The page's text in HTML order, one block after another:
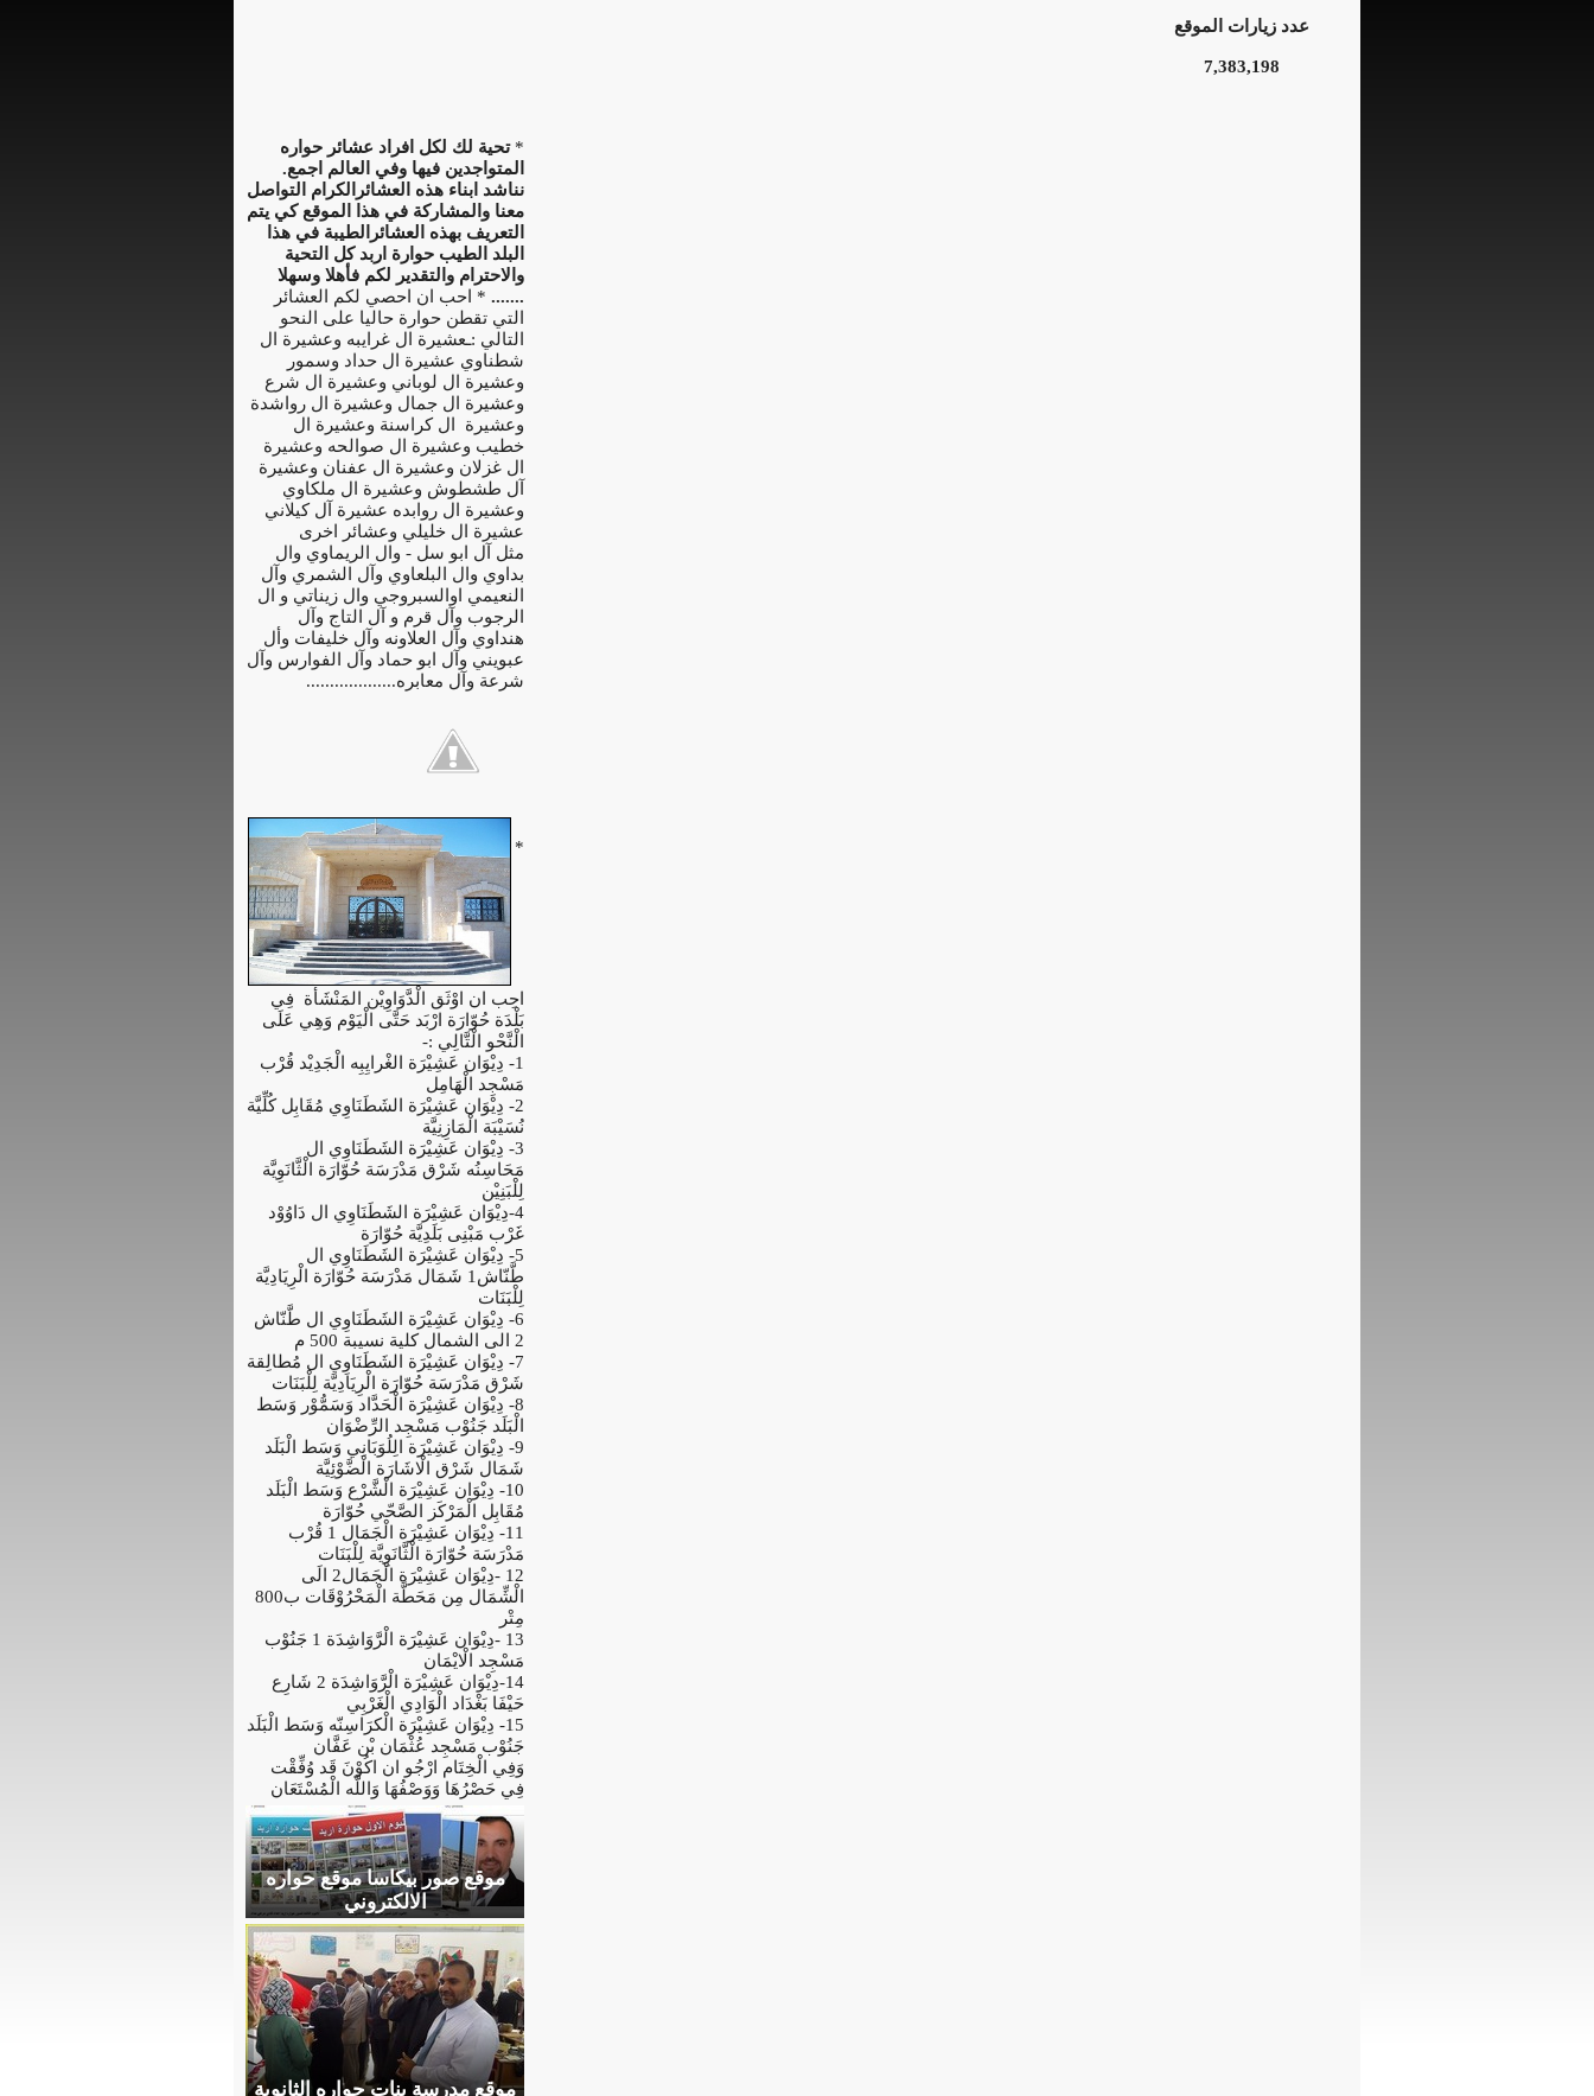
عدد زيارات الموقع
7,383,198
*تحية لك لكل افراد عشائر حواره
المتواجدين فيها وفي العالم اجمع.
نناشد ابناء هذه العشائرالكرام التواصل
معنا والمشاركة في هذا الموقع كي يتم
التعريف بهذه العشائرالطيبة في هذا
البلد الطيب حوارة اربد كل التحية
والاحترام والتقدير لكم فأهلا وسهلا
....... * احب ان احصي لكم العشائر
التي تقطن حوارة حاليا على النحو
التالي :ـعشيرة ال غرايبه وعشيرة ال
شطناوي عشيرة ال حداد وسمور
وعشيرة ال لوباني وعشيرة ال شرع
وعشيرة ال جمال وعشيرة ال رواشدة
وعشيرة ال كراسنة وعشيرة ال
خطيب وعشيرة ال صوالحه وعشيرة
ال غزلان وعشيرة ال عفنان وعشيرة
آل طشطوش وعشيرة ال ملكاوي
وعشيرة ال روابده عشيرة آل كيلاني
عشيرة ال خليلي وعشائر اخرى
مثل آل ابو سل - وال الريماوي وال
بداوي وال البلعاوي وآل الشمري وآل
النعيمي اوالسبروجي وال زيناتي و ال
الرجوب وآل قرم و آل التاج وآل
هنداوي وآل العلاونه وآل خليفات وأل
عبويني وآل ابو حماد وآل الفوارس وآل
شرعة وآل معابره...................
*
احِب ان اوْثَق الْدَّوَاوِيْن المَنْشَأة فِي
بَلْدَة حُوّارَة ارْبَد حَتَّى الْيَوْم وَهِي عَلَى
الْنَّحْو الْتَّالِي :-
1- دِيْوَان عَشِيْرَة الغْرايِبِه الْجَدِيْد قُرْب
مَسْجِد الْهَامِل
2- دِيْوَان عَشِيْرَة الشَطَنَاوِي مُقَابِل كُلِّيَّة
نُسَيْبَة الْمَازِنِيَّة
3- دِيْوَان عَشِيْرَة الشَطَنَاوِي ال
مَحَاسِنُه شَرْق مَدْرَسَة حُوّارَة الْثَّانَوِيَّة
لِلْبَنِيْن
4-دِيْوَان عَشِيْرَة الشَطَنَاوِي ال دَاوُوْد
غَرْب مَبْنِى بَلَدِيَّة حُوّارَة
5- دِيْوَان عَشِيْرَة الشَطَنَاوِي ال
طَّنّاش1 شَمَال مَدْرَسَة حُوّارَة الْرِيَادِيَّة
لِلْبَنَات
6- دِيْوَان عَشِيْرَة الشَطَنَاوِي ال طَّنّاش
2 الى الشمال كلية نسيبة 500 م
7- دِيْوَان عَشِيْرَة الشَطَنَاوِي ال مُطالِقة
شَرْق مَدْرَسَة حُوّارَة الْرِيَادِيَّة لِلْبَنَات
8- دِيْوَان عَشِيْرَة الْحَدَّاد وَسَمُّوْر وَسَط
الْبَلَد جَنُوْب مَسْجِد الرِّضْوَان
9- دِيْوَان عَشِيْرَة الِلُوَبَانِي وَسَط الْبَلَد
شَمَال شَرْق الْاشَارَة الْضَّوْئِيَّة
10- دِيْوَان عَشِيْرَة الْشَّرْع وَسَط الْبَلَد
مُقَابِل الْمَرْكَز الصَّحّي حُوّارَة
11- دِيْوَان عَشِيْرَة الْجَمَال 1 قُرْب
مَدْرَسَة حُوّارَة الْثَّانَوِيَّة لِلْبَنَات
12 -دِيْوَان عَشِيْرَة الْجَمَال2 الَى
الْشِّمَال مِن مَحَطَّة الْمَحْرُوْقَات ب800
مِتْر
13 -دِيْوَان عَشِيْرَة الْرَّوَاشِدَة 1 جَنُوْب
مَسْجِد الْايْمَان
14-دِيْوَان عَشِيْرَة الْرَّوَاشِدَة 2 شَارِع
حَيْفَا بَغْدَاد الْوَادِي الْغَرْبِي
15- دِيْوَان عَشِيْرَة الْكرَاسِنّه وَسَط الْبَلَد
جَنُوْب مَسْجِد عُثْمَان بْن عَفَّان
وَفِي الْخِتَام ارْجُو ان اكُوْنَ قَد وُفِّقْت
فِي حَصْرُهَا وَوَصْفُهَا وَاللَّه الْمُسْتَعَان
موقع صور بيكاسا موقع حواره
الالكتروني
موقع مدرسة بنات حواره الثانوية